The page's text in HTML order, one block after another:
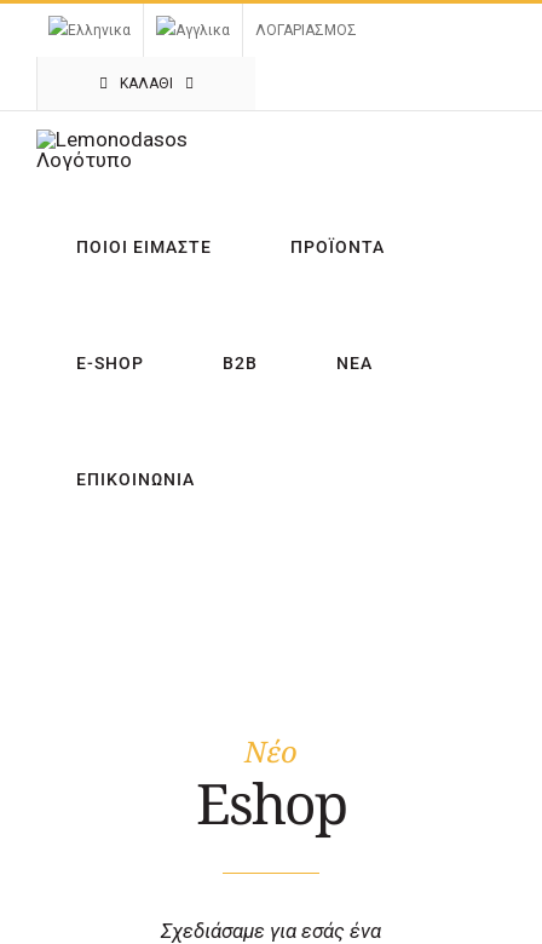
Μετάβαση
περιεχόμενο
ΛΟΓΑΡΙΑΣΜΟΣ
ΚΑΛΑΘΙ
ΠΟΙΟΙ ΕΙΜΑΣΤΕ ΠΡΟΪΟΝΤΑ
E-SHOP B2B ΝΕΑ
ΕΠΙΚΟΙΝΩΝΙΑ
Νέο
Eshop
Σχεδιάσαμε για εσάς ένα